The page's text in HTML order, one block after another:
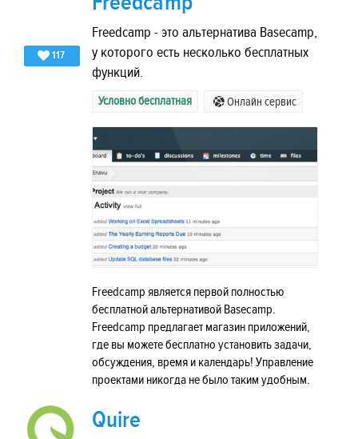
117
Freedcamp - это альтернатива Basecamp,
у которого есть несколько бесплатных
функций.
Условно бесплатная Онлайн сервис
Freedcamp является первой полностью
бесплатной альтернативой Basecamp.
Freedcamp предлагает магазин приложений,
где вы можете бесплатно установить задачи,
обсуждения, время и календарь! Управление
проектами никогда не было таким удобным.
Quire